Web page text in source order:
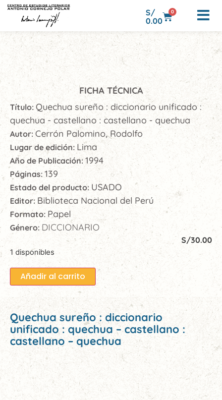
S/
0.00
0
FICHA TÉCNICA
Título: Quechua sureño : diccionario unificado :
quechua - castellano : castellano - quechua
Autor: Cerrón Palomino, Rodolfo
Lugar de edición: Lima
Año de Publicación:1994
Páginas: 139
Estado del producto: USADO
Editor: Biblioteca Nacional del Perú
Formato: Papel
Género: DICCIONARIO
S/30.00
1 disponibles
Añadir al carrito
Quechua sureño : diccionario
unificado : quechua – castellano :
castellano – quechua